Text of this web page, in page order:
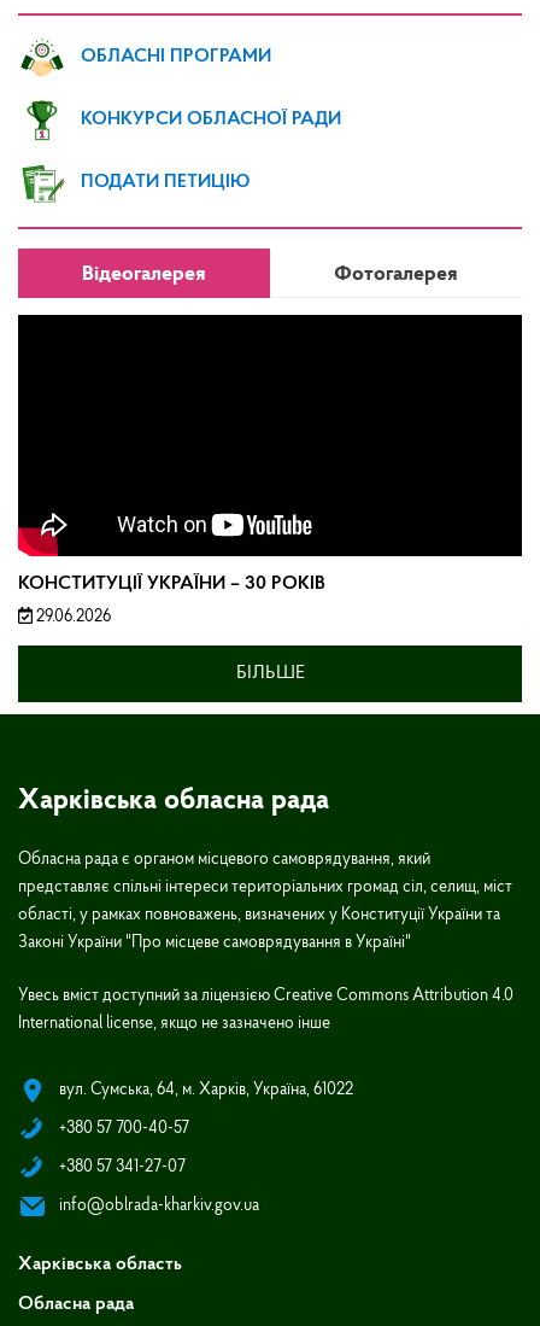
ОБЛАСНІ ПРОГРАМИ
КОНКУРСИ ОБЛАСНОЇ РАДИ
ПОДАТИ ПЕТИЦІЮ
Відеогалерея Фотогалерея
КОНСТИТУЦІЇ УКРАЇНИ – 30 РОКІВ
29.06.2026
БІЛЬШЕ
Харківська обласна рада
Обласна рада є органом місцевого самоврядування, який
представляє спільні інтереси територіальних громад сіл, селищ, міст
області, у рамках повноважень, визначених у Конституції України та
Законі України "Про місцеве самоврядування в Україні"
Увесь вміст доступний за ліцензією Creative Commons Attribution 4.0
International license, якщо не зазначено інше
вул. Сумська, 64, м. Харків, Україна, 61022
+380 57 700-40-57
+380 57 341-27-07
info@oblrada-kharkiv.gov.ua
Харківська область
Обласна рада